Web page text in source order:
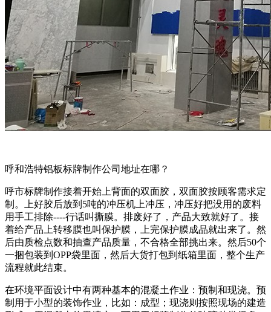
呼和浩特铝板标牌制作公司地址在哪？
呼市标牌制作接着开始上背面的双面胶，双面胶按顾客需求定
制。上好胶后放到5吨的冲压机上冲压，冲压好把没用的废料
用手工排除----行话叫撕膜。排废好了，产品大致就好了。接
着给产品上转移膜也叫保护膜，上完保护膜成品就出来了。然
后由质检点数和抽查产品质量，不合格全部挑出来。然后50个
一捆包装到OPP袋里面，然后大货打包到纸箱里面，整个生产
流程就此结束。
在环境平面设计中有两种基本的混凝土作业：预制和现浇。预
制用于小型的装饰作业，比如：成型；现浇则按照现场的建造